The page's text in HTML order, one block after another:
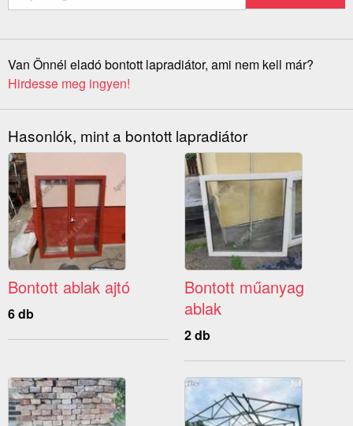
Van Önnél eladó bontott lapradiátor, ami nem kell már?
Hirdesse meg ingyen!
Hasonlók, mint a bontott lapradiátor
Bontott ablak ajtó
6 db
Bontott műanyag
ablak
2 db